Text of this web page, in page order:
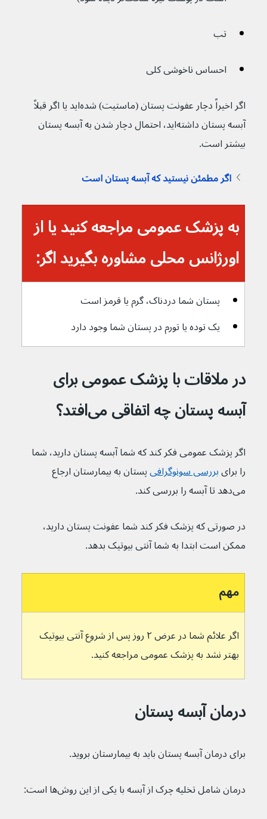
تب
احساس ناخوشی کلی
اگر اخیراً دچار عفونت پستان (ماستیت) شده‌اید یا اگر قبلاً
آبسه پستان داشته‌اید، احتمال دچار شدن به آبسه پستان
بیشتر است.
اگر مطمئن نیستید که آبسه پستان است
به پزشک عمومی مراجعه کنید یا از
اورژانس محلی مشاوره بگیرید اگر:
پستان شما دردناک، گرم یا قرمز است
یک توده یا تورم در پستان شما وجود دارد
در ملاقات با پزشک عمومی برای
آبسه پستان چه اتفاقی می‌افتد؟
اگر پزشک عمومی فکر کند که شما آبسه پستان دارید، شما
را برای بررسی سونوگرافی پستان به بیمارستان ارجاع
می‌دهد تا آبسه را بررسی کند.
در صورتی که پزشک فکر کند شما عفونت پستان دارید،
ممکن است ابتدا به شما آنتی بیوتیک بدهد.
مهم
اگر علائم شما در عرض ۲ روز پس از شروع آنتی بیوتیک
بهتر نشد به پزشک عمومی مراجعه کنید.
درمان آبسه پستان
برای درمان آبسه پستان باید به بیمارستان بروید.
درمان شامل تخلیه چرک از آبسه با یکی از این روش‌ها است: